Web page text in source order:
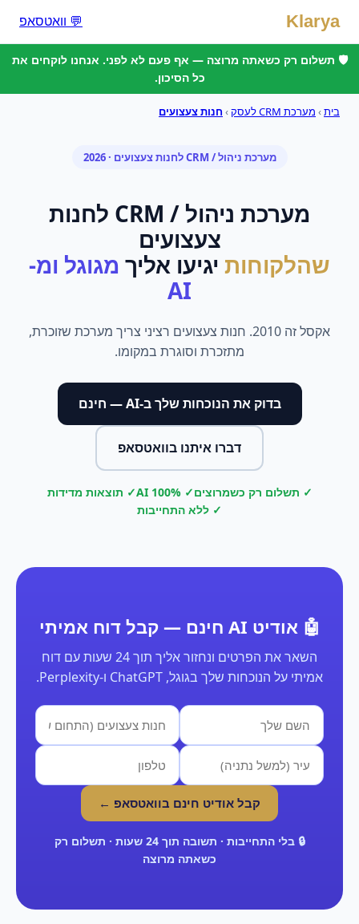
Klarya 💬 וואטסאפ
🛡️ תשלום רק כשאתה מרוצה — אף פעם לא לפני. אנחנו לוקחים את
כל הסיכון.
בית› מערכת CRM לעסק › חנות צעצועים
מערכת ניהול / CRM לחנות צעצועים · 2026
מערכת ניהול / CRM לחנות
צעצועים
שהלקוחות יגיעו אליך מגוגל ומ-
AI
אקסל זה 2010. חנות צעצועים רציני צריך מערכת שזוכרת,
מתזכרת וסוגרת במקומו.
בדוק את הנוכחות שלך ב-AI — חינם
דברו איתנו בוואטסאפ
✓ תשלום רק כשמרוצים✓ 100% AI
✓ תוצאות מדידות
✓ ללא התחייבות
🤖 אודיט AI חינם — קבל דוח אמיתי
השאר את הפרטים ונחזור אליך תוך 24 שעות עם דוח
אמיתי על הנוכחות שלך בגוגל, ChatGPT ו-Perplexity.
קבל אודיט חינם בוואטסאפ ←
🔒 בלי התחייבות · תשובה תוך 24 שעות · תשלום רק
כשאתה מרוצה